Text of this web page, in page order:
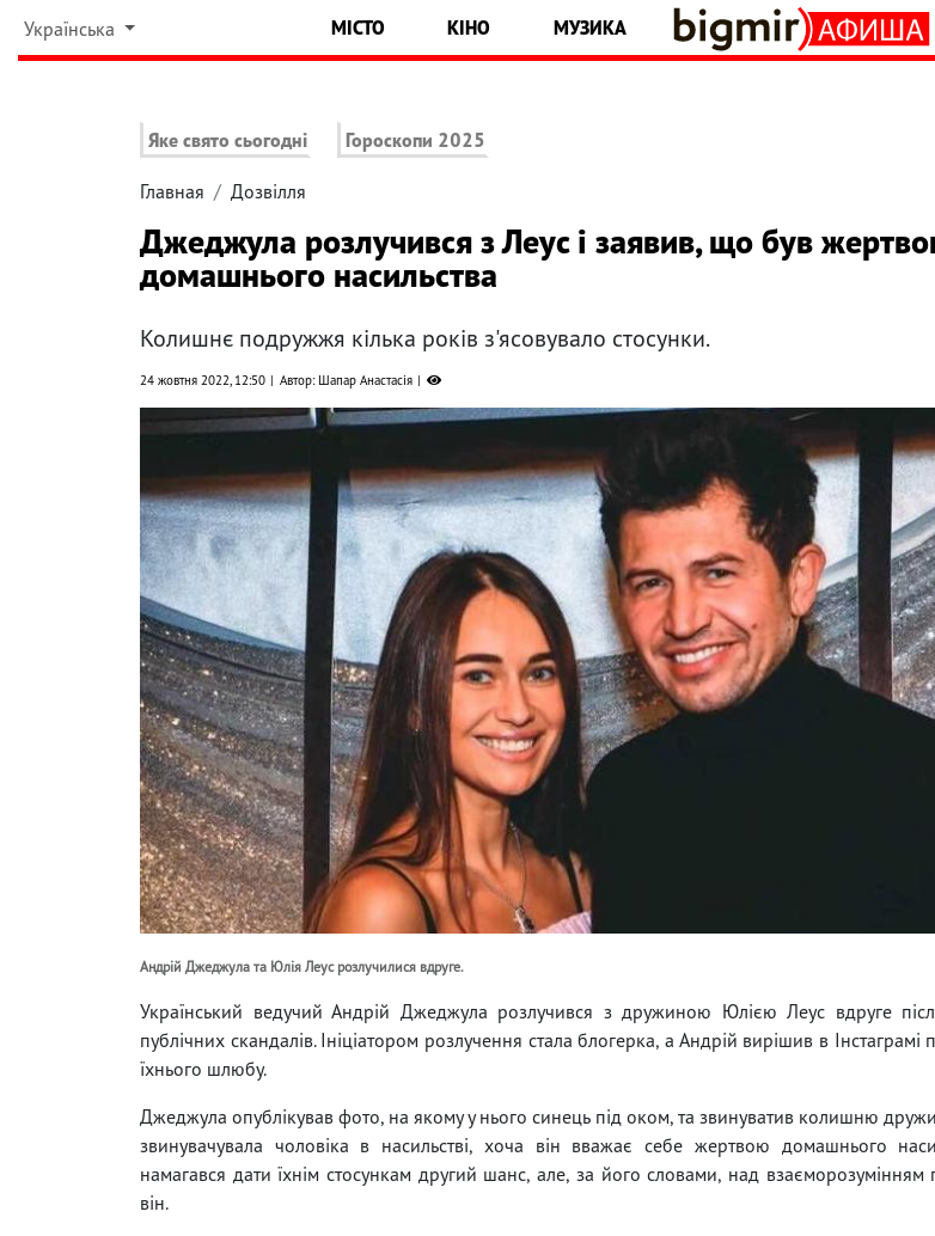
Українська МІСТО КІНО МУЗИКА
Яке свято сьогодні Гороскопи 2025
Главная Дозвілля
Джеджула розлучився з Леус і заявив, що був
домашнього насильства
Колишнє подружжя кілька років з'ясовувало стосунки.
24 жовтня 2022, 12:50 Автор: Шапар Анастасія
Андрій Джеджула та Юлія Леус розлучилися вдруге.
Український ведучий Андрій Джеджула розлучився з дружиною Юлією Леус вдруге
публічних скандалів. Ініціатором розлучення стала блогерка, а Андрій вирішив в Інстаграмі
їхнього шлюбу.
Джеджула опублікував фото, на якому у нього синець під оком, та звинуватив колишню
звинувачувала чоловіка в насильстві, хоча він вважає себе жертвою домашнього
намагався дати їхнім стосункам другий шанс, але, за його словами, над взаєморозумінням
він.